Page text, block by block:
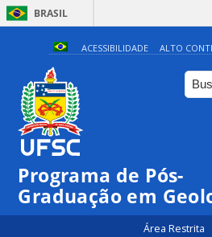
BRASIL
ACESSIBILIDADE ALTO
Programa de Pós-
Graduação em
Área Restrita